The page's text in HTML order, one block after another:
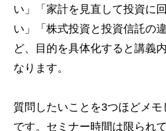
い」「家計を見直して投資に
い」「株式投資と投資信託の
ど、目的を具体化すると講義
なります。
質問したいことを3つほどメ
です。セミナー時間は限られ